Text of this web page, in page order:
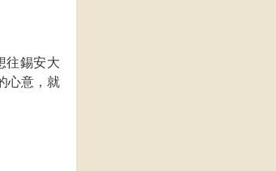
往錫安大
心意，就